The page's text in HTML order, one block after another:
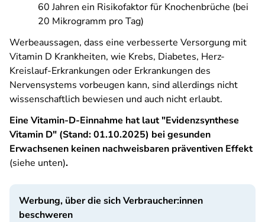
60 Jahren ein Risikofaktor für Knochenbrüche (bei
20 Mikrogramm pro Tag)
Werbeaussagen, dass eine verbesserte Versorgung mit
Vitamin D Krankheiten, wie Krebs, Diabetes, Herz-
Kreislauf-­Erkrankungen oder Erkrankungen des
Nervensystems vorbeugen kann, sind allerdings nicht
wissenschaftlich bewiesen und auch nicht erlaubt.
Eine Vitamin-D-Einnahme hat laut "Evidenzsynthese
Vitamin D" (Stand: 01.10.2025) bei gesunden
Erwachsenen keinen nachweisbaren präventiven Effekt
(siehe unten).
Werbung, über die sich Verbraucher:innen
beschweren